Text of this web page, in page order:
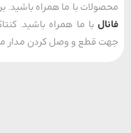
با ما همراه باشید. برای
با ما همراه باشید.
قطع و وصل کردن مدار مورد